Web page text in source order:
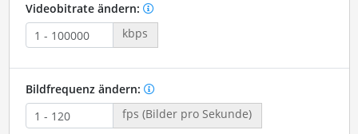
Videobitrate ändern:
kbps
Bildfrequenz ändern:
fps (Bilder pro Sekunde)